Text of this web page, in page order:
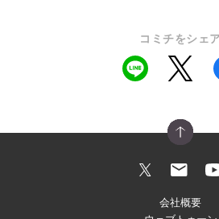
コミチをシェ
会社概要